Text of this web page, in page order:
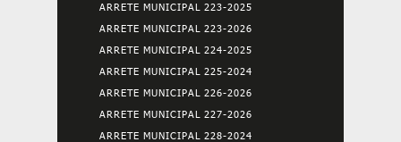
ARRETE MUNICIPAL 223-2025
ARRETE MUNICIPAL 223-2026
ARRETE MUNICIPAL 224-2025
ARRETE MUNICIPAL 225-2024
ARRETE MUNICIPAL 226-2026
ARRETE MUNICIPAL 227-2026
ARRETE MUNICIPAL 228-2024